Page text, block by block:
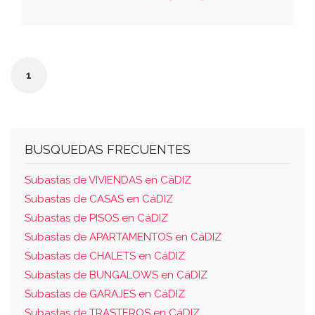
1
BUSQUEDAS FRECUENTES
Subastas de VIVIENDAS en CáDIZ
Subastas de CASAS en CáDIZ
Subastas de PISOS en CáDIZ
Subastas de APARTAMENTOS en CáDIZ
Subastas de CHALETS en CáDIZ
Subastas de BUNGALOWS en CáDIZ
Subastas de GARAJES en CáDIZ